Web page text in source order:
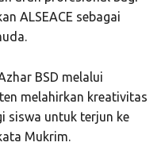
ALSEACE sebagai
BSD melalui
melahirkan kreativitas
siswa untuk terjun ke
Mukrim.